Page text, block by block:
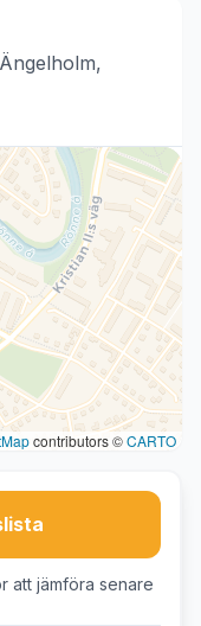
contributors ©CARTO
att jämföra senare